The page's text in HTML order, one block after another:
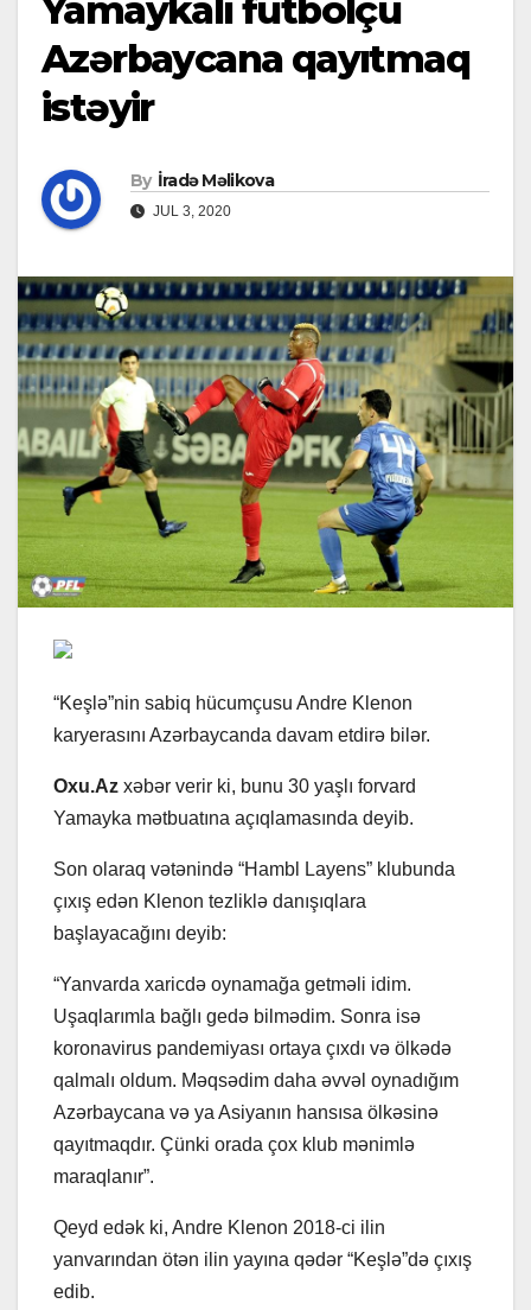
Yamaykalı futbolçu
Azərbaycana qayıtmaq
istəyir
By İradə Məlikova
JUL 3, 2020
“Keşlə”nin sabiq hücumçusu Andre Klenon
karyerasını Azərbaycanda davam etdirə bilər.
Oxu.Az xəbər verir ki, bunu 30 yaşlı forvard
Yamayka mətbuatına açıqlamasında deyib.
Son olaraq vətənində “Hambl Layens” klubunda
çıxış edən Klenon tezliklə danışıqlara
başlayacağını deyib:
“Yanvarda xaricdə oynamağa getməli idim.
Uşaqlarımla bağlı gedə bilmədim. Sonra isə
koronavirus pandemiyası ortaya çıxdı və ölkədə
qalmalı oldum. Məqsədim daha əvvəl oynadığım
Azərbaycana və ya Asiyanın hansısa ölkəsinə
qayıtmaqdır. Çünki orada çox klub mənimlə
maraqlanır”.
Qeyd edək ki, Andre Klenon 2018-ci ilin
yanvarından ötən ilin yayına qədər “Keşlə”də çıxış
edib.